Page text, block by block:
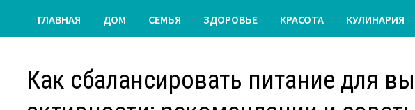
ГЛАВНАЯ ДОМ СЕМЬЯ ЗДОРОВЬЕ КРАСОТА КУЛИНАРИЯ
Как сбалансировать питание для